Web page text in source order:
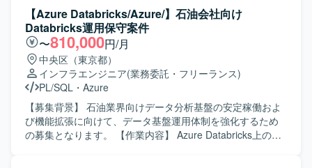
クトに参画することで、AWS基盤構築やシステム移行に関
する実践的な知見を幅広く獲得していただけます。設計修
正からプログラム改修、テスト、移行対応まで一連の工程
に関わることで、上流から下流までの経験を積むことがで
き、リードSEやクラウドエンジニアとしてのスキルアップ
につながるポジションです。 【開発環境】 オンプレミス環
境からAWS環境への移行を前提とした構成となっており、
対象言語としてはwsf、vbs、ps1、php、asp、js、json、
py、sql、jspなどのスクリプト言語やWeb関連技術を扱いま
す。インフラ面ではAWSサービスを用いた基盤構築を行
盤を整備していただきます。AWSの各種クラウドサービス
やBIツールを活用し、要件定義から設計、構築、保守運用
まで一貫して担当していただきます。既存のレガシーDBか
らのデータ移行や、Python・React・Next.jsを用いた関連ア
プリケーション開発、セキュリティ面を考慮した設計・実
装にも関わっていただきます。 【求める人物像】 お客様と
積極的にコミュニケーションを取りながら、自ら課題を把
握し提案・推進していける方を求めています。納期や品質
を意識しつつ、チームメンバーと連携して柔軟に対応でき
る方が望ましいです。 【ポジションの魅力】 飲食チェーン
【Azure Databricks/Azure/】石油会社向け
Databricks運用保守案件
〜810,000円/月
中央区（東京都）
インフラエンジニア(業務委託・フリーランス)
PL/SQL ・ Azure
【募集背景】 石油業界向けデータ分析基盤の安定稼働およ
び機能拡張に向けて、データ基盤運用体制を強化するため
の募集となります。 【作業内容】 Azure Databricks上の